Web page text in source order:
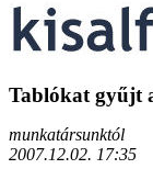
Tablókat gyűjt
munkatársunktól
2007.12.02. 17:35